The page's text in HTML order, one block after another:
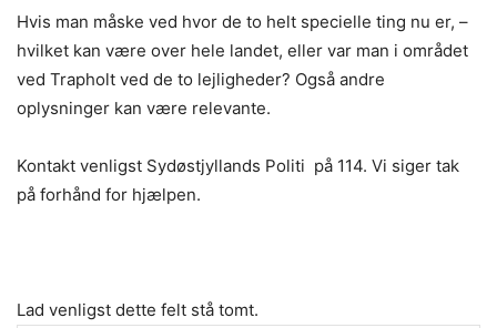
Hvis man måske ved hvor de to helt specielle ting nu er, –
hvilket kan være over hele landet, eller var man i området
ved Trapholt ved de to lejligheder? Også andre
oplysninger kan være relevante.
Kontakt venligst Sydøstjyllands Politi på 114. Vi siger tak
på forhånd for hjælpen.
Lad venligst dette felt stå tomt.